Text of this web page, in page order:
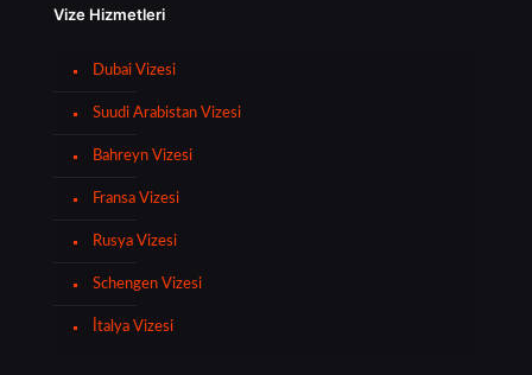
Vize Hizmetleri
Dubai Vizesi
Suudi Arabistan Vizesi
Bahreyn Vizesi
Fransa Vizesi
Rusya Vizesi
Schengen Vizesi
İtalya Vizesi